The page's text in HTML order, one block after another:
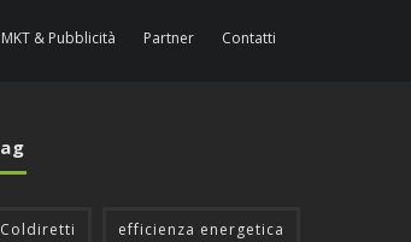
MKT & Pubblicità Partner Contatti
Coldiretti efficienza energetica